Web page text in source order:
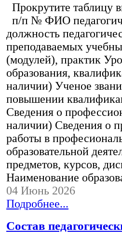
Прокрутите таблицу
п/п № ФИО
должность
преподаваемых
(модулей), практик
образования,
наличии) Ученое
повышении
Сведения о
наличии) Сведения о
работы в
образовательной
предметов, курсов,
Наименование
04 Июнь 2026
Подробнее...
Состав